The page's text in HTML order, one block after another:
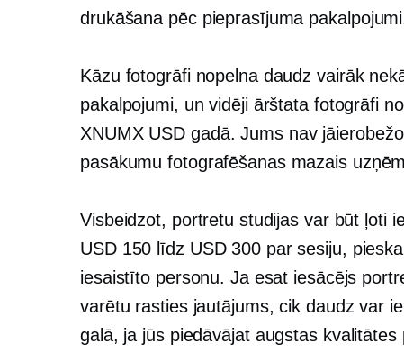
drukāšana pēc pieprasījuma
Kāzu fotogrāfi nopelna daudz vairāk
pakalpojumi, un vidēji ārštata fotogrāfi
XNUMX USD gadā. Jums nav
pasākumu fotografēšanas mazais
Visbeidzot, portretu studijas var būt ļoti
USD 150 līdz USD 300 par sesiju,
iesaistīto personu. Ja esat iesācējs
varētu rasties jautājums, cik daudz var
galā, ja jūs piedāvājat augstas kvalitātes